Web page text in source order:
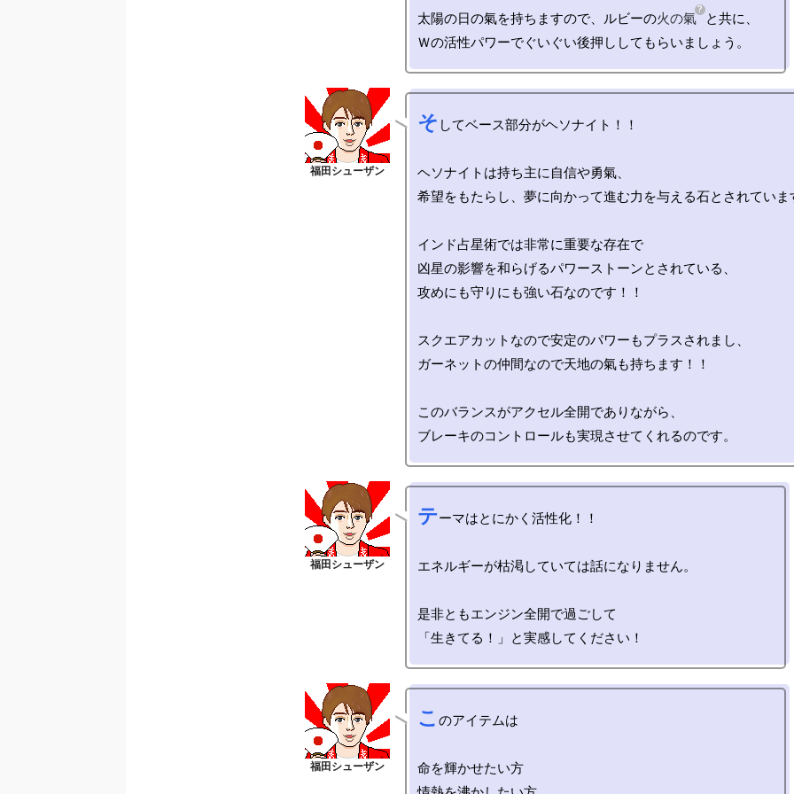
太陽の日の氣を持ちますので、ルビーの火の氣
と共に、
そ してベース部分がヘソナイト！！
ヘソナイトは持ち主に自信や勇氣、
希望をもたらし、夢に向かって進む力を与える石とされていま
インド占星術では非常に重要な存在で
凶星の影響を和らげるパワーストーンとされている、
攻めにも守りにも強い石なのです！！
スクエアカットなので安定のパワーもプラスされまし、
ガーネットの仲間なので天地の氣も持ちます！！
このバランスがアクセル全開でありながら、
テーマはとにかく活性化！！
エネルギーが枯渇していては話になりません。
是非ともエンジン全開で過ごして
こ のアイテムは
命を輝かせたい方